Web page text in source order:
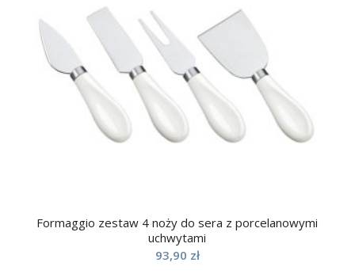
Formaggio zestaw 4 noży do sera z porcelanowymi
uchwytami
93,90 zł